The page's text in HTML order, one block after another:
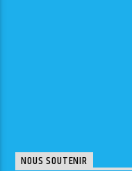
NOUS SOUTENIR